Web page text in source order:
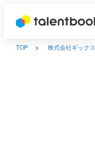
TOP 株式会社ギックス